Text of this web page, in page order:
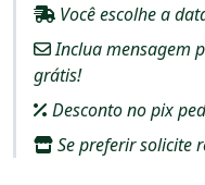
Você escolhe a
Inclua mensagem
grátis!
Desconto no pix
Se preferir solicite